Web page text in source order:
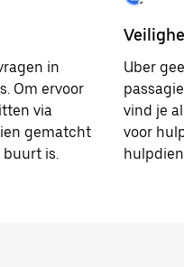
in
Om ervoor
via
gematcht
buurt is.
Uber
vind je
voor